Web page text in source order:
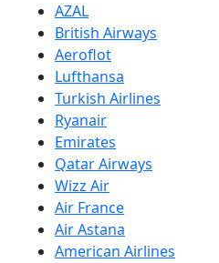
AZAL
British Airways
Aeroflot
Lufthansa
Turkish Airlines
Ryanair
Emirates
Qatar Airways
Wizz Air
Air France
Air Astana
American Airlines